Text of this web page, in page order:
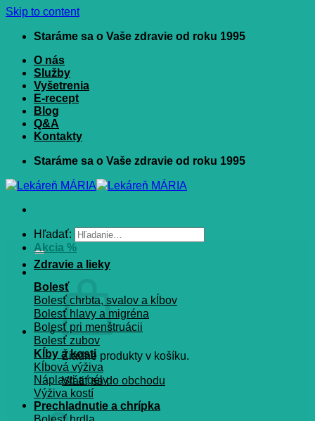
Skip to content
Staráme sa o Vaše zdravie od roku 1995
O nás
Služby
Vyšetrenia
E-recept
Blog
Q&A
Kontakty
Staráme sa o Vaše zdravie od roku 1995
Hľadať:
Žiadne produkty v košíku.
Vrátiť sa do obchodu
Košík
Akcia %
Zdravie a lieky
Bolesť
Bolesť chrbta, svalov a kĺbov
Bolesť hlavy a migréna
Bolesť pri menštruácii
Bolesť zubov
Kĺby a kosti
Kĺbová výživa
Náplasti a gély
Výživa kostí
Prechladnutie a chrípka